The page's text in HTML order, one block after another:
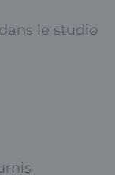
le studio